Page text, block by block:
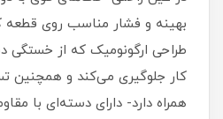
بهینه و فشار مناسب روی قطعه
طراحی ارگونومیک که از خستگی
کار جلوگیری می‌کند و همچنین
همراه دارد- دارای دسته‌ای با